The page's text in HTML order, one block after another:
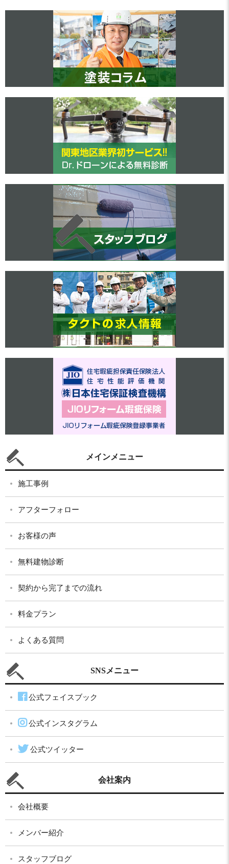
メインメニュー
施工事例
アフターフォロー
お客様の声
無料建物診断
契約から完了までの流れ
料金プラン
よくある質問
SNSメニュー
公式フェイスブック
公式インスタグラム
公式ツイッター
会社案内
会社概要
メンバー紹介
スタッフブログ